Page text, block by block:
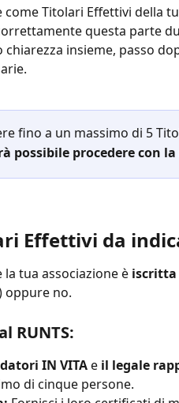
Titolari Effettivi della
questa parte
chiarezza insieme, passo
fino a un massimo di 5
possibile procedere con
Effettivi da
la tua associazione è iscritta
oppure no.
RUNTS:
IN VITA e il legale
di cinque persone.